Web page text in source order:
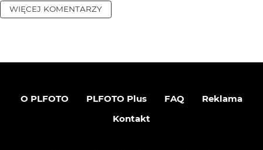
WIĘCEJ KOMENTARZY
O PLFOTO PLFOTO Plus FAQ
Reklama
Kontakt